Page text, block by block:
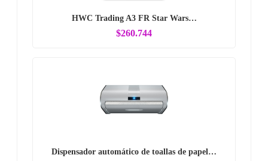
HWC Trading A3 FR Star Wars…
$260.744
Dispensador automático de toallas de papel…